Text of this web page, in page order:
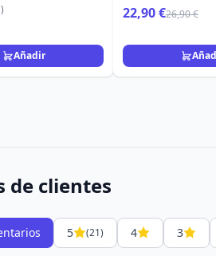
Añadir
22,90 €26,90 €
de clientes
5 (21) 4 3